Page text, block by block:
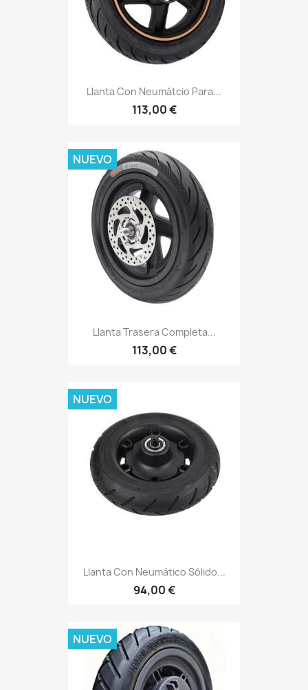
Llanta Con Neumátcio Para...
113,00 €
Llanta Trasera Completa...
113,00 €
NUEVO
Llanta Con Neumático Sólido...
94,00 €
NUEVO
NUEVO